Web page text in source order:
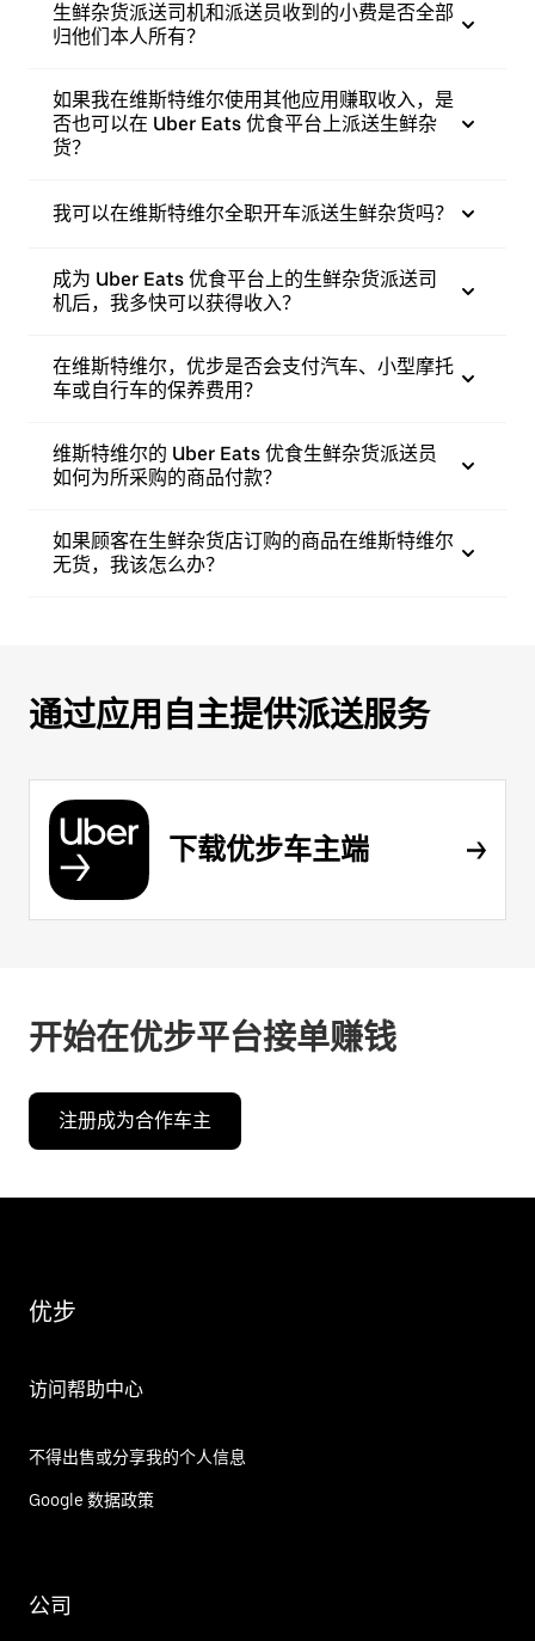
生鲜杂货派送司机和派送员收到的小费是否全部
归他们本人所有？
如果我在维斯特维尔使用其他应用赚取收入，是
否也可以在 Uber Eats 优食平台上派送生鲜杂
货？
我可以在维斯特维尔全职开车派送生鲜杂货吗？
成为 Uber Eats 优食平台上的生鲜杂货派送司
机后，我多快可以获得收入？
在维斯特维尔，优步是否会支付汽车、小型摩托
车或自行车的保养费用？
维斯特维尔的 Uber Eats 优食生鲜杂货派送员
如何为所采购的商品付款？
如果顾客在生鲜杂货店订购的商品在维斯特维尔
无货，我该怎么办？
通过应用自主提供派送服务
下载优步车主端
开始在优步平台接单赚钱
注册成为合作车主
优步
访问帮助中心
不得出售或分享我的个人信息
Google 数据政策
公司